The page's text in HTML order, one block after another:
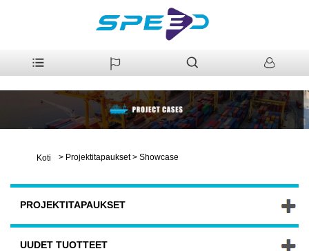
Koti > Projektitapaukset > Showcase
PROJEKTITAPAUKSET
UUDET TUOTTEET